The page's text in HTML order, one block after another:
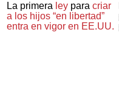
La primera ley paracriar
a los hijos “en libertad”
entra en vigor en EE.UU.